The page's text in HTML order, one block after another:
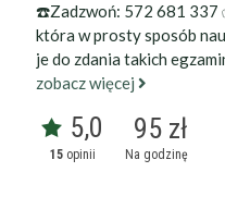
☎️Zadzwoń: 572 681 337
która w prosty sposób
je do zdania takich
zobacz więcej
5,0
15opinii
95 zł
Na godzinę